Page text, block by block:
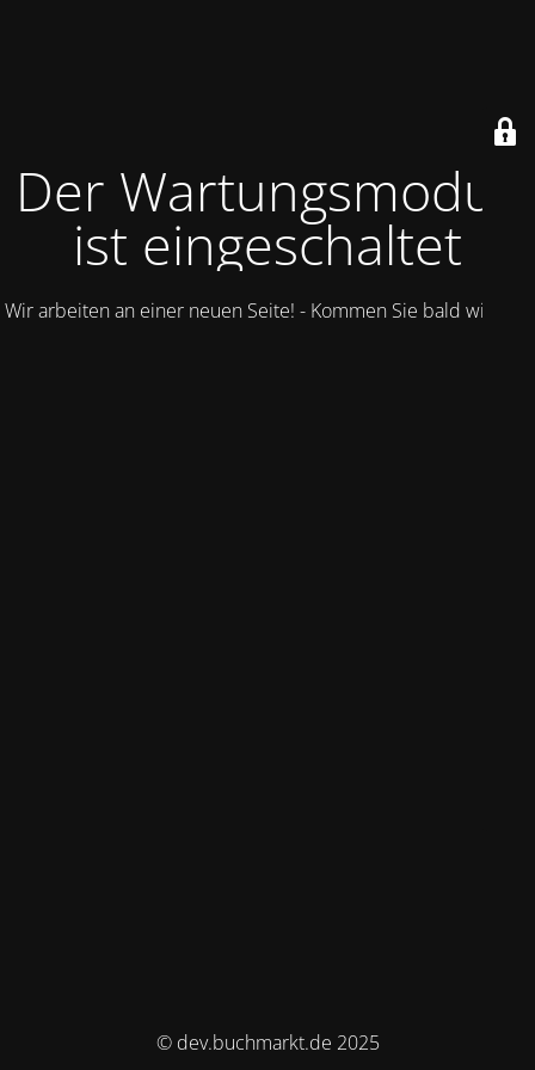
Der Wartungsmodus
ist eingeschaltet
Wir arbeiten an einer neuen Seite! - Kommen Sie bald wieder.
© dev.buchmarkt.de 2025